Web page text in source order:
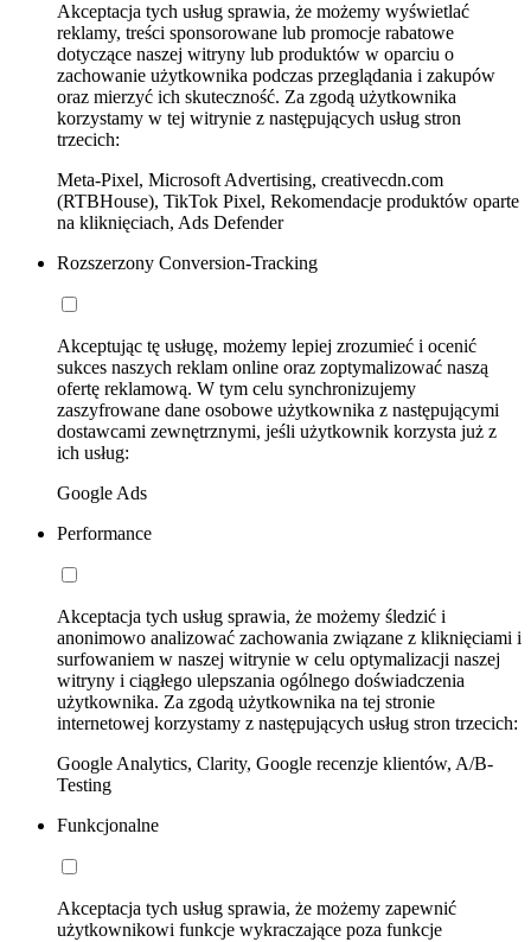
Akceptacja tych usług sprawia, że możemy wyświetlać
reklamy, treści sponsorowane lub promocje rabatowe
dotyczące naszej witryny lub produktów w oparciu o
zachowanie użytkownika podczas przeglądania i zakupów
oraz mierzyć ich skuteczność. Za zgodą użytkownika
korzystamy w tej witrynie z następujących usług stron
trzecich:
Meta-Pixel, Microsoft Advertising, creativecdn.com
(RTBHouse), TikTok Pixel, Rekomendacje produktów oparte
na kliknięciach, Ads Defender
Rozszerzony Conversion-Tracking
Akceptując tę usługę, możemy lepiej zrozumieć i ocenić
sukces naszych reklam online oraz zoptymalizować naszą
ofertę reklamową. W tym celu synchronizujemy
zaszyfrowane dane osobowe użytkownika z następującymi
dostawcami zewnętrznymi, jeśli użytkownik korzysta już z
ich usług:
Google Ads
Performance
Akceptacja tych usług sprawia, że możemy śledzić i
anonimowo analizować zachowania związane z kliknięciami i
surfowaniem w naszej witrynie w celu optymalizacji naszej
witryny i ciągłego ulepszania ogólnego doświadczenia
użytkownika. Za zgodą użytkownika na tej stronie
internetowej korzystamy z następujących usług stron trzecich:
Google Analytics, Clarity, Google recenzje klientów, A/B-
Testing
Funkcjonalne
Akceptacja tych usług sprawia, że możemy zapewnić
użytkownikowi funkcje wykraczające poza funkcje